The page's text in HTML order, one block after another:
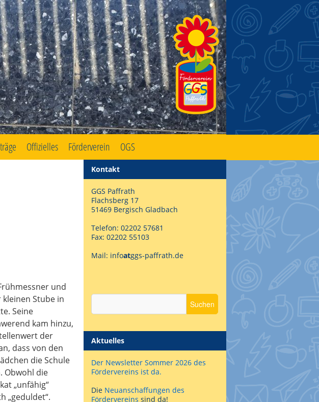
Offizielles Förderverein OGS
und
Stube in
Seine
kam hinzu,
der
dass von den
die Schule
Obwohl die
„unfähig“
„geduldet“.
Kontakt
GGS Paffrath
Flachsberg 17
51469 Bergisch Gladbach
Telefon: 02202 57681
Fax: 02202 55103
Mail: infoatggs-paffrath.de
Aktuelles
Der Newsletter Sommer 2026 des
Fördervereins ist da.
Die Neuanschaffungen des
Fördervereins sind da!